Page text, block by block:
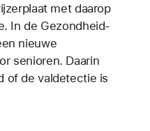
met daarop
In de Gezondheid-
nieuwe
senioren. Daarin
of de valdetectie is